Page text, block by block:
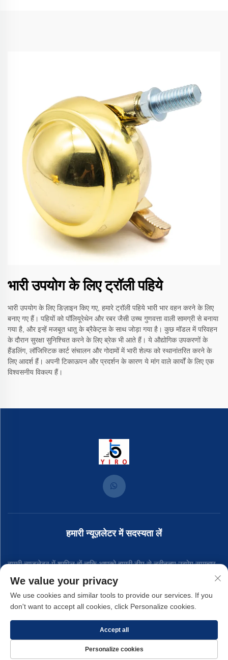
भारी उपयोग के लिए ट्रॉली पहिये
भारी उपयोग के लिए डिज़ाइन किए गए, हमारे ट्रॉली पहिये भारी भार वहन करने के लिए
बनाए गए हैं। पहियों को पॉलियूरेथेन और रबर जैसी उच्च गुणवत्ता वाली सामग्री से बनाया
गया है, और इन्हें मजबूत धातु के ब्रैकेट्स के साथ जोड़ा गया है। कुछ मॉडल में परिवहन
के दौरान सुरक्षा सुनिश्चित करने के लिए ब्रेक भी आते हैं। ये औद्योगिक उपकरणों के
हैंडलिंग, लॉजिस्टिक कार्ट संचालन और गोदामों में भारी शेल्फ को स्थानांतरित करने के
लिए आदर्श हैं। अपनी टिकाऊपन और प्रदर्शन के कारण ये मांग वाले कार्यों के लिए एक
विश्वसनीय विकल्प हैं।
हमारी न्यूज़लेटर में सदस्यता लें
हमारी न्यूज़लेटर में शामिल हों ताकि आपको हमारी टीम से नवीनतम उद्योग समाचार,
अपडेट और अंतर्दृष्टि प्राप्त हो।
कॉपीराइट © 2025 शियामेन यिरोंग हार्डवेयर कंपनी., लिमिटेड. -
We value your privacy
We use cookies and similar tools to provide our services. If you
don't want to accept all cookies, click Personalize cookies.
Personalize cookies
Accept all